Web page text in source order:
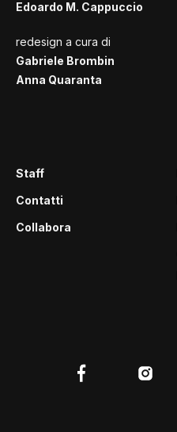
Edoardo M. Cappuccio
redesign a cura di
Gabriele Brombin
Anna Quaranta
Staff
Contatti
Collabora